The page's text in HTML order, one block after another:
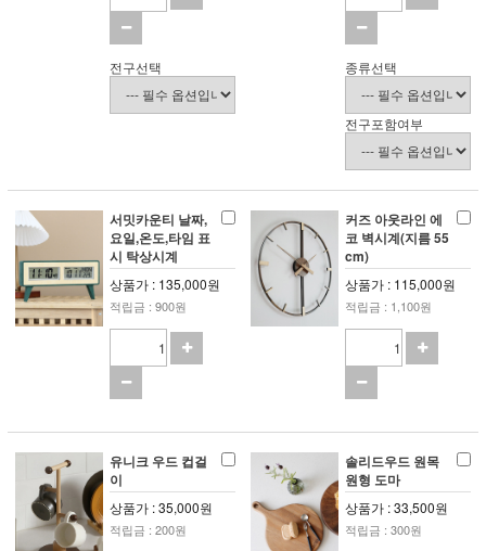
전구선택 종류선택
전구포함여부
서밋카운티 날짜,
요일,온도,타임 표
시 탁상시계
상품가 : 135,000원
적립금 : 900원
커즈 아웃라인 에
코 벽시계(지름 55
cm)
상품가 : 115,000원
적립금 : 1,100원
유니크 우드 컵걸
이
상품가 : 35,000원
적립금 : 200원
솔리드우드 원목
원형 도마
상품가 : 33,500원
적립금 : 300원